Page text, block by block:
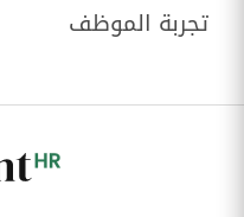
تجربة الموظف